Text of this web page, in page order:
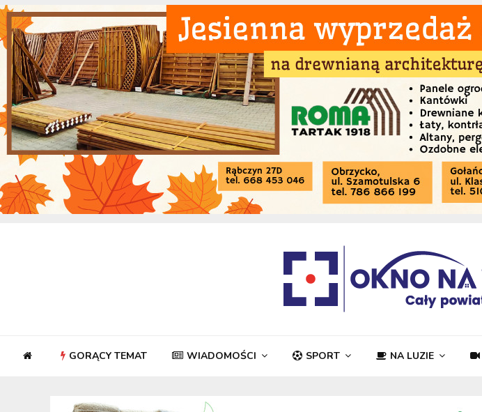
GORĄCY TEMAT WIADOMOŚCI SPORT NA LUZIE